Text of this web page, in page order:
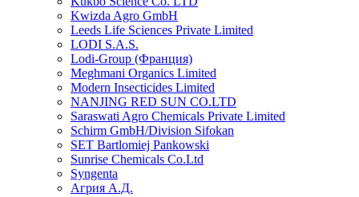
Kwizda Agro GmbH
Leeds Life Sciences Private Limited
LODI S.A.S.
Lodi-Group (Франция)
Meghmani Organics Limited
Modern Insecticides Limited
NANJING RED SUN CO.LTD
Saraswati Agro Chemicals Private Limited
Schirm GmbH/Division Sifokan
SET Bartlomiej Pankowski
Sunrise Chemicals Co.Ltd
Syngenta
Агрия А.Д.